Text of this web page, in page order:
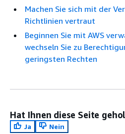
Machen Sie sich mit der
Richtlinien vertraut
Beginnen Sie mit AWS
wechseln Sie zu
geringsten Rechten
Hat Ihnen diese Seite
Ja
Nein